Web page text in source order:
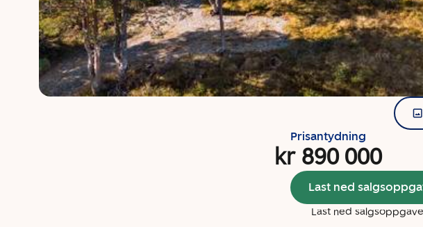
Prisantydning
kr 890 000
Last ned
Last ned